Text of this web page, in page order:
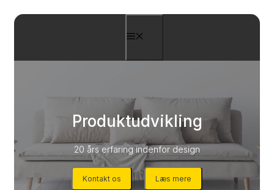
Hop
Produktudvikling
20 års erfaring indenfor design
Kontakt os Læs mere